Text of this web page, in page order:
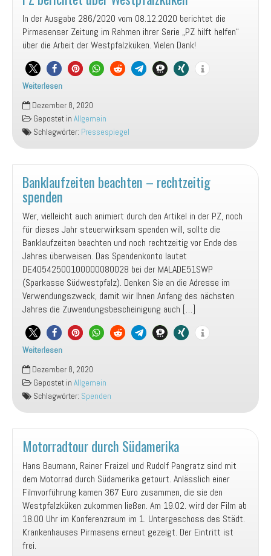
In der Ausgabe 286/2020 vom 08.12.2020 berichtet die
Pirmasenser Zeitung im Rahmen ihrer Serie „PZ hilft helfen“
über die Arbeit der Westpfalzküken. Vielen Dank!
Weiterlesen
PZ
berichtet
über
Westpfalzküken
Dezember 8, 2020
Gepostet in Allgemein
Schlagwörter: Pressespiegel
Banklaufzeiten beachten – rechtzeitig
spenden
Wer, vielleicht auch animiert durch den Artikel in der PZ, noch
für dieses Jahr steuerwirksam spenden will, sollte die
Banklaufzeiten beachten und noch rechtzeitig vor Ende des
Jahres überweisen. Das Spendenkonto lautet
DE40542500100000080028 bei der MALADE51SWP
(Sparkasse Südwestpfalz). Denken Sie an die Adresse im
Verwendungszweck, damit wir Ihnen Anfang des nächsten
Jahres die Zuwendungsbescheinigung auch […]
Weiterlesen
Banklaufzeiten
beachten
–
rechtzeitig
spenden
Dezember 8, 2020
Gepostet in Allgemein
Schlagwörter: Spenden
Motorradtour durch Südamerika
Hans Baumann, Rainer Fraizel und Rudolf Pangratz sind mit
dem Motorrad durch Südamerika getourt. Anlässlich einer
Filmvorführung kamen 367 Euro zusammen, die sie den
Westpfalzküken zukommen ließen. Am 19.02. wird der Film ab
18.00 Uhr im Konferenzraum im 1. Untergeschoss des Städt.
Krankenhauses Pirmasens erneut gezeigt. Der Eintritt ist
frei.